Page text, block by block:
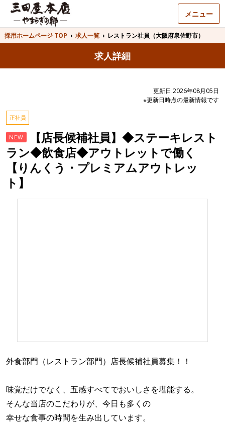
メニュー
採用ホームページ TOP › 求人一覧 › レストラン社員（大阪府泉佐野市）
求人詳細
更新日:2026年08月05日
※更新日時点の最新情報です
正社員
NEW
【店長候補社員】◆ステーキレスト
ラン◆飲食店◆アウトレットで働く
【りんくう・プレミアムアウトレッ
ト】
外食部門（レストラン部門）店長候補社員募集！！
味覚だけでなく、五感すべてでおいしさを堪能する。
そんな当店のこだわりが、今日も多くの
幸せな食事の時間を生み出しています。